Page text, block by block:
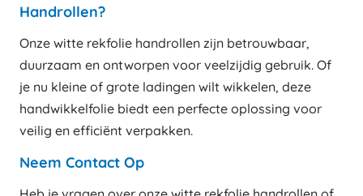
Handrollen?
Onze witte rekfolie handrollen zijn betrouwbaar,
duurzaam en ontworpen voor veelzijdig gebruik. Of
je nu kleine of grote ladingen wilt wikkelen, deze
handwikkelfolie biedt een perfecte oplossing voor
veilig en efficiënt verpakken.
Neem Contact Op